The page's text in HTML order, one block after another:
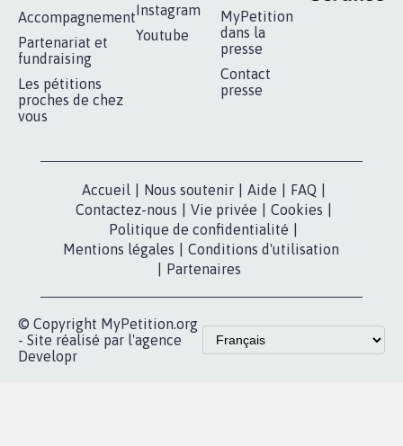
Accompagnement
Partenariat et
fundraising
Les pétitions
proches de chez
vous
Instagram
Youtube
MyPetition
dans la
presse
Contact
presse
Accueil Nous soutenir Aide FAQ
Contactez-nous
Vie privée Cookies
Politique de confidentialité
Mentions légales
Conditions d'utilisation
Partenaires
© Copyright MyPetition.org
- Site réalisé par l'agence
Developr